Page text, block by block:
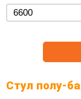
Стул полу-